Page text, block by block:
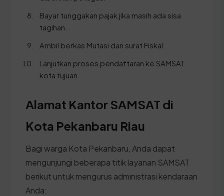
Bayar tunggakan pajak jika masih ada sisa
tagihan.
Ambil berkas Mutasi dan surat Fiskal.
Lanjutkan proses pendaftaran ke SAMSAT
kota tujuan.
Alamat Kantor SAMSAT di
Kota Pekanbaru Riau
Bagi warga Kota Pekanbaru, Anda dapat
mengunjungi beberapa titik layanan SAMSAT
berikut untuk mengurus administrasi kendaraan
Anda: